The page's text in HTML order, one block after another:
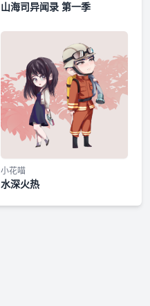
山海司异闻录 第一季
小花喵
水深火热